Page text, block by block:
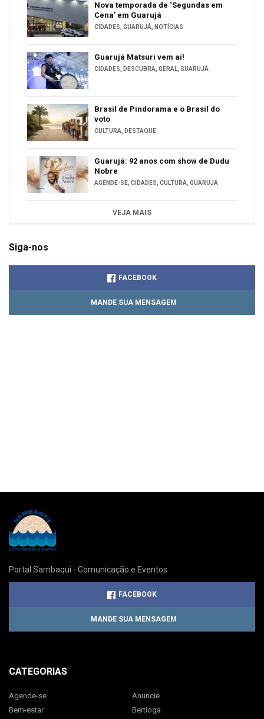
Nova temporada de ‘Segundas em
Cena’ em Guarujá
CIDADES GUARUJÁ NOTÍCIAS
Guarujá Matsuri vem aí!
CIDADES DESCUBRA GERAL GUARUJÁ
Brasil de Pindorama e o Brasil do
voto
CULTURA DESTAQUE
Guarujá: 92 anos com show de Dudu
Nobre
AGENDE-SE CIDADES CULTURA GUARUJÁ
VEJA MAIS
Siga-nos
FACEBOOK
MANDE SUA MENSAGEM
Portal Sambaqui - Comunicação e Eventos
FACEBOOK
MANDE SUA MENSAGEM
CATEGORIAS
Agende-se
Anuncie
Bem-estar
Bertioga